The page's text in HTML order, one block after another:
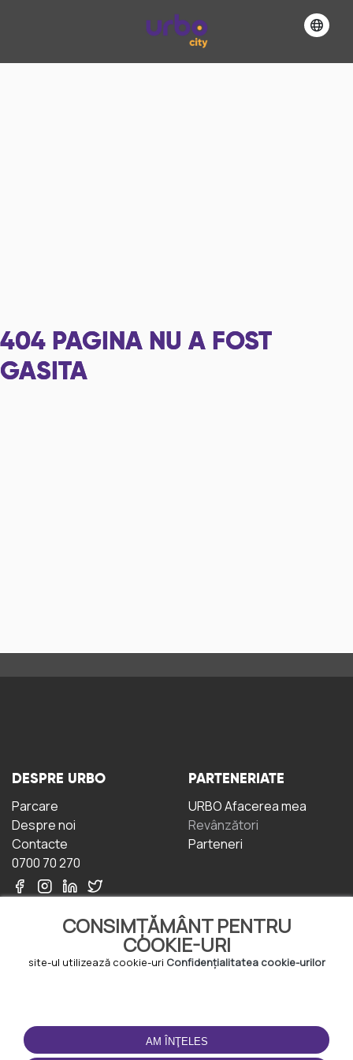
404 PAGINA NU A FOST
GASITA
CONSIMȚĂMÂNT PENTRU
COOKIE-URI
site-ul utilizează cookie-uri Confidențialitatea cookie-urilor
AM ÎNŢELES
DESPRE URBO
Parcare
Despre noi
Contacte
0700 70 270
PARTENERIATE
URBO Afacerea mea
Revânzători
Parteneri
Termeni și condiții
Politica de